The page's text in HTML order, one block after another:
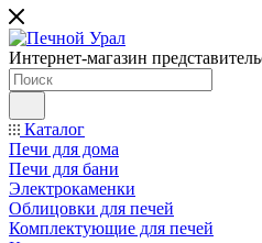
Интернет-магазин
Каталог
Печи для дома
Печи для бани
Электрокаменки
Облицовки для печей
Комплектующие для печей